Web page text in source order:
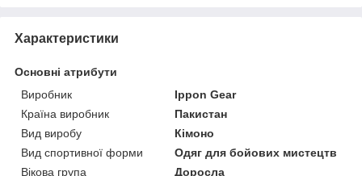
Характеристики
Основні атрибути
Виробник
Ippon Gear
Країна виробник
Пакистан
Вид виробу
Кімоно
Вид спортивної форми
Одяг для бойових мистецтв
Вікова група
Доросла